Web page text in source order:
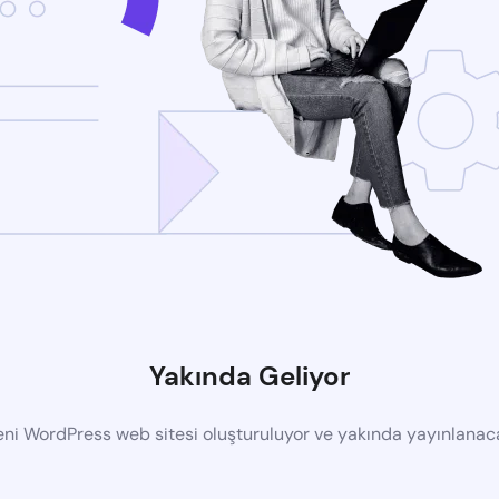
Yakında Geliyor
WordPress web sitesi oluşturuluyor ve yakında